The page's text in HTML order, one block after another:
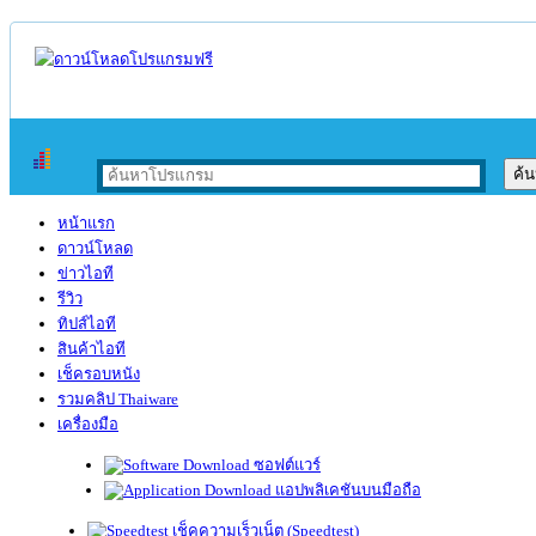
หน้าแรก
ดาวน์โหลด
ข่าวไอที
รีวิว
ทิปส์ไอที
สินค้าไอที
เช็ครอบหนัง
รวมคลิป Thaiware
เครื่องมือ
ซอฟต์แวร์
แอปพลิเคชันบนมือถือ
เช็คความเร็วเน็ต (Speedtest)